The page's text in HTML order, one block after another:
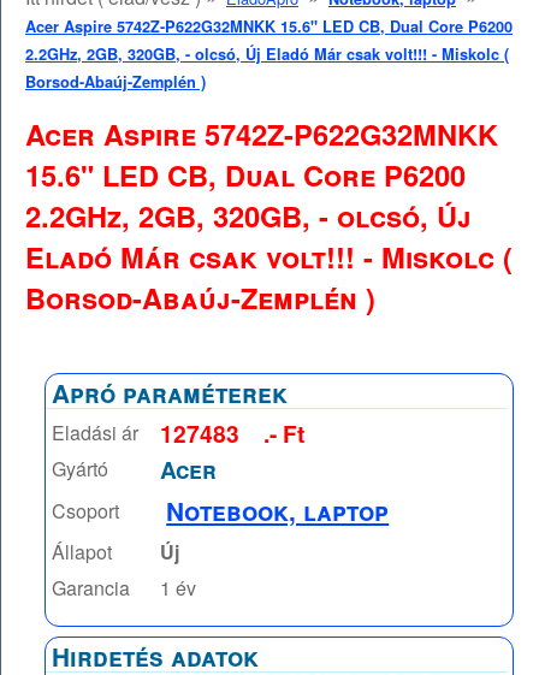
Acer Aspire 5742Z-P622G32MNKK 15.6" LED CB, Dual Core P6200
2.2GHz, 2GB, 320GB, - olcsó, Új Eladó Már csak volt!!! - Miskolc (
Borsod-Abaúj-Zemplén )
Acer Aspire 5742Z-P622G32MNKK
15.6" LED CB, Dual Core P6200
2.2GHz, 2GB, 320GB, - olcsó, Új
Eladó Már csak volt!!! - Miskolc (
Borsod-Abaúj-Zemplén )
Apró paraméterek
Eladási ár 127483 .- Ft
Gyártó Acer
Csoport Notebook, laptop
Állapot
Új
Garancia
1 év
Hirdetés adatok